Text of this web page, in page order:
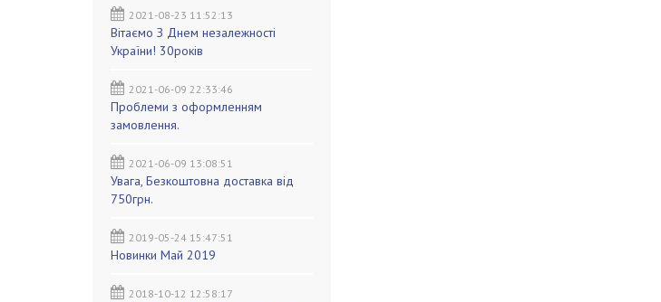
2021-08-23 11:52:13
Вітаємо З Днем незалежності
України! 30років
2021-06-09 22:33:46
Проблеми з оформленням
замовлення.
2021-06-09 13:08:51
Увага, Безкоштовна доставка від
750грн.
2019-05-24 15:47:51
Новинки Май 2019
2018-10-12 12:58:17